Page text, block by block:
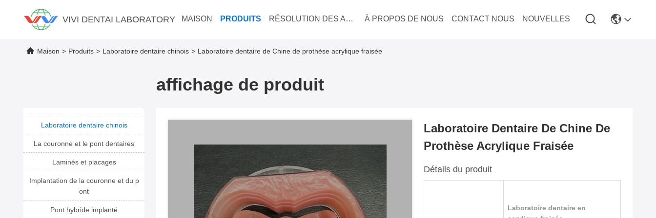
VIVI DENTAI LABORATORY MAISON PRODUITS RÉSOLUTION DES AFFAIRES À PROPOS DE NOUS CONTACT NOUS NOUVELLES
Maison > Produits > Laboratoire dentaire chinois > Laboratoire dentaire de Chine de prothèse acrylique fraisée
affichage de produit
Laboratoire dentaire chinois
La couronne et le pont dentaires
Laminés et placages
Implantation de la couronne et du p
ont
Pont hybride implanté
Laboratoire Dentaire De Chine De
Prothèse Acrylique Fraisée
Détails du produit
Laboratoire dentaire en